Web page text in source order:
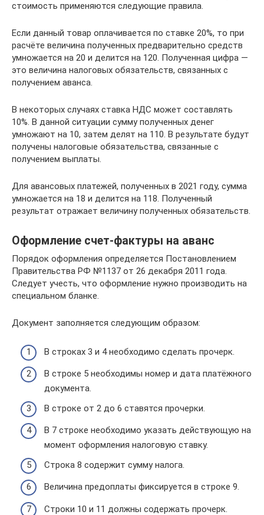
стоимость применяются следующие правила.
Если данный товар оплачивается по ставке 20%, то при
расчёте величина полученных предварительно средств
умножается на 20 и делится на 120. Полученная цифра —
это величина налоговых обязательств, связанных с
получением аванса.
В некоторых случаях ставка НДС может составлять
10%. В данной ситуации сумму полученных денег
умножают на 10, затем делят на 110. В результате будут
получены налоговые обязательства, связанные с
получением выплаты.
Для авансовых платежей, полученных в 2021 году, сумма
умножается на 18 и делится на 118. Полученный
результат отражает величину полученных обязательств.
Оформление счет-фактуры на аванс
Порядок оформления определяется Постановлением
Правительства РФ №1137 от 26 декабря 2011 года.
Следует учесть, что оформление нужно производить на
специальном бланке.
Документ заполняется следующим образом:
В строках 3 и 4 необходимо сделать прочерк.
В строке 5 необходимы номер и дата платёжного
документа.
В строке от 2 до 6 ставятся прочерки.
В 7 строке необходимо указать действующую на
момент оформления налоговую ставку.
Строка 8 содержит сумму налога.
Величина предоплаты фиксируется в строке 9.
Строки 10 и 11 должны содержать прочерк.